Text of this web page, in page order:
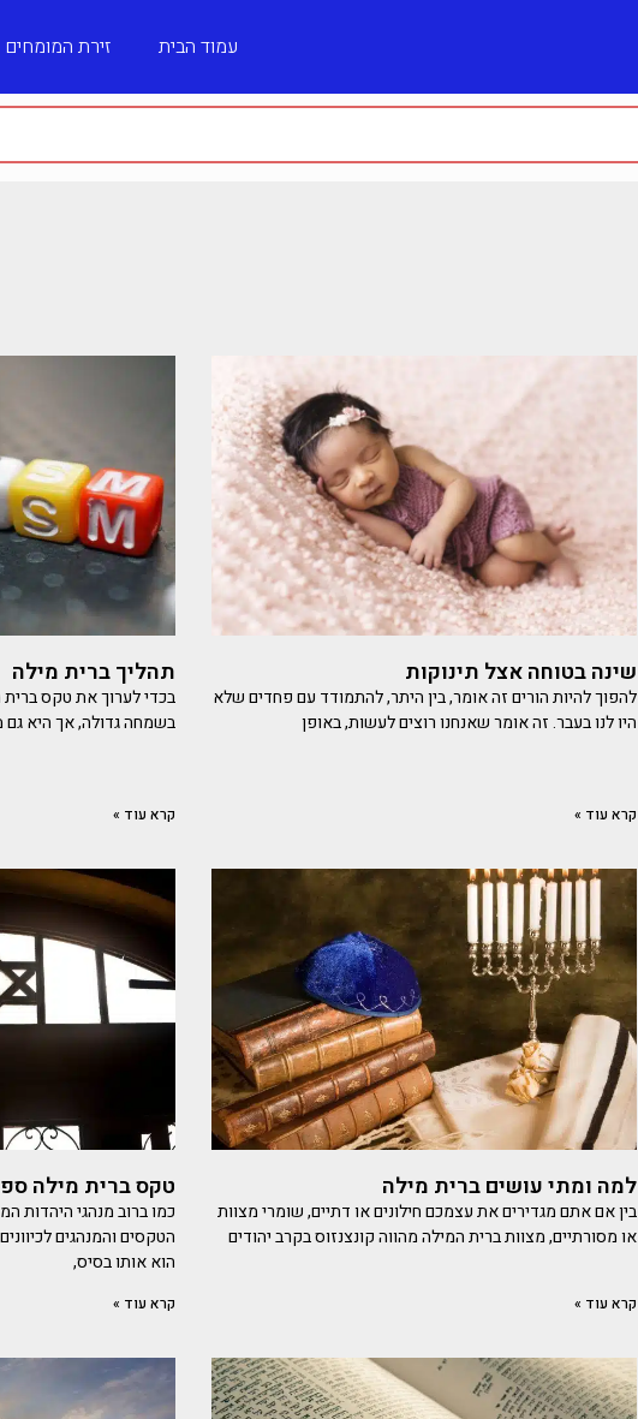
עמוד הבית זירת המומחים
שינה בטוחה אצל תינוקות
להפוך להיות הורים זה אומר, בין היתר, להתמודד עם פחדים שלא
היו לנו בעבר. זה אומר שאנחנו רוצים לעשות, באופן
קרא עוד »
תהליך ברית מילה
בכדי לערוך את טקס
בשמחה גדולה, אך היא גם
קרא עוד »
למה ומתי עושים ברית מילה
בין אם אתם מגדירים את עצמכם חילונים או דתיים, שומרי מצוות
או מסורתיים, מצוות ברית המילה מהווה קונצנזוס בקרב יהודים
קרא עוד »
טקס ברית מילה
כמו ברוב מנהגי היהדות
הטקסים והמנהגים
הוא אותו בסיס,
קרא עוד »